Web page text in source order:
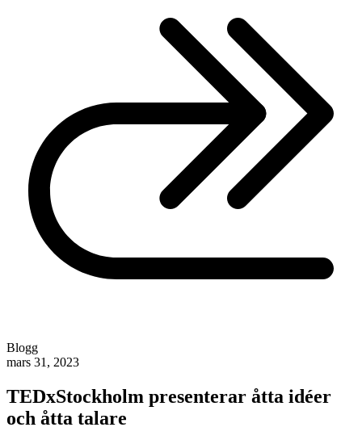
Blogg
mars 31, 2023
TEDxStockholm presenterar åtta idéer
och åtta talare